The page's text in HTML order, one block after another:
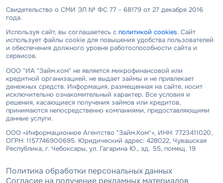
Свидетельство о СМИ ЭЛ № ФС 77 - 68179 от 27 декабря 2016
года.
Используя сайт, вы соглашаетесь с политикой cookies. Сайт
использует файлы cookie для повышения удобства пользователей
и обеспечения должного уровня работоспособности сайта и
сервисов.
ООО "ИА "Займ.ком" не является микрофинансовой или
кредитной организацией, не выдает займы и не привлекает
денежных средств. Информация, размещенная на сайте, носит
исключительно ознакомительный характер. Все условия и
решения, касающиеся получения займов или кредитов,
принимаются непосредственно компаниями, предоставляющими
данные услуги.
ООО «Информационное Агентство "Займ.Ком"», ИНН: 7723411020,
ОГРН: 1157746900695. Юридический адрес: 428022, Чувашская
Республика, г. Чебоксары, ул. Гагарина Ю., зд. 55, помещ. 19
Политика обработки персональных данных
Согласие на получение рекламных материалов